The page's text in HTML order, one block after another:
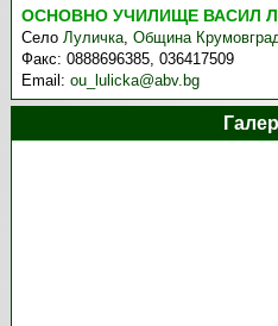
ОСНОВНО УЧИЛИЩЕ ВАСИЛ
СелоЛуличка,Община
Факс:0888696385, 036417509
Email:ou_lulicka@abv.bg